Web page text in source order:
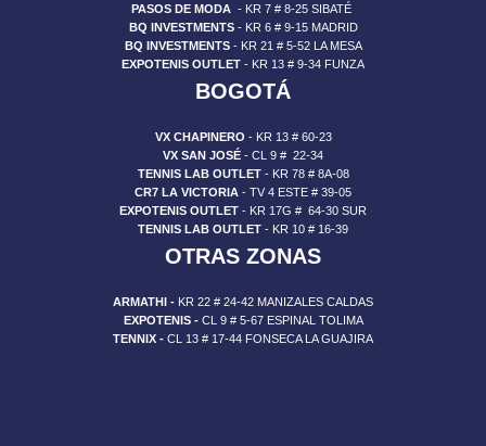
Lunes - Jueves: 9:00 a.m. - 7:00 p.m. Viernes: 9:00
a.m. - 7:00 p.m. Sábados: 9:00 a.m. - 7:00 p.m.
Domingos y Festivos: 9:00 a.m. - 5:30 p.m.
RESTREPO - BOGOTÁ
CALLE 17 SUR N. 18 - 56
+573228559231
t.restrepouno@croydon.com.co
PASOS DE MODA - KR 7 # 8-25 SIBATÉ
BQ INVESTMENTS- KR 6 # 9-15 MADRID
BQ INVESTMENTS- KR 21 # 5-52 LA MESA
EXPOTENIS OUTLET - KR 13 # 9-34 FUNZA
BOGOTÁ
VX CHAPINERO - KR 13 # 60-23
VX SAN JOSÉ - CL 9 # 22-34
TENNIS LAB OUTLET - KR 78 # 8A-08
CR7 LA VICTORIA - TV 4 ESTE # 39-05
EXPOTENIS OUTLET - KR 17G # 64-30 SUR
TENNIS LAB OUTLET - KR 10 # 16-39
OTRAS ZONAS
ARMATHI - KR 22 # 24-42 MANIZALES CALDAS
EXPOTENIS - CL 9 # 5-67 ESPINAL TOLIMA
TENNIX - CL 13 # 17-44 FONSECA LA GUAJIRA